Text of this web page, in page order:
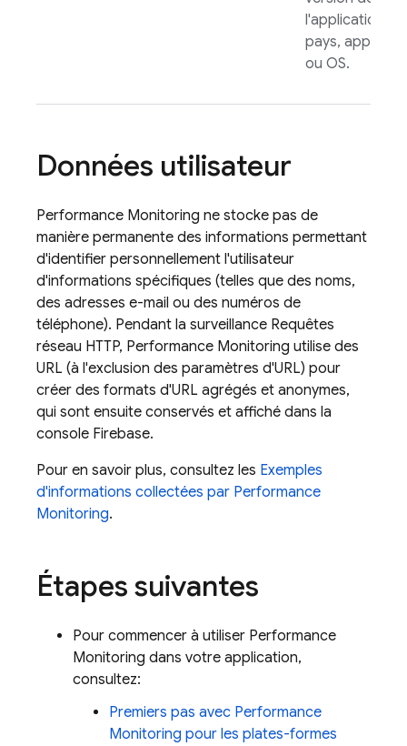
l'application,
pays, appareil
ou OS.
Données utilisateur
Performance Monitoring ne stocke pas de
manière permanente des informations permettant
d'identifier personnellement l'utilisateur
d'informations spécifiques (telles que des noms,
des adresses e-mail ou des numéros de
téléphone). Pendant la surveillance Requêtes
réseau HTTP, Performance Monitoring utilise des
URL (à l'exclusion des paramètres d'URL) pour
créer des formats d'URL agrégés et anonymes,
qui sont ensuite conservés et affiché dans la
console Firebase.
Pour en savoir plus, consultez les Exemples
d'informations collectées par Performance
Monitoring.
Étapes suivantes
Pour commencer à utiliser Performance
Monitoring dans votre application,
consultez:
Premiers pas avec Performance
Monitoring pour les plates-formes